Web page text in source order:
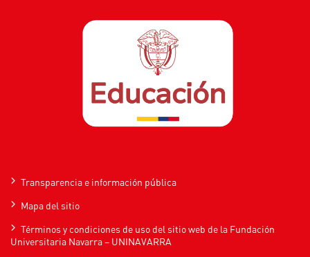
Transparencia e información pública
Mapa del sitio
Términos y condiciones de uso del sitio web de la Fundación
Universitaria Navarra – UNINAVARRA